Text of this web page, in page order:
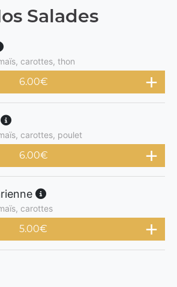
Salades
carottes, thon
6.00€
carottes, poulet
6.00€
carottes
5.00€